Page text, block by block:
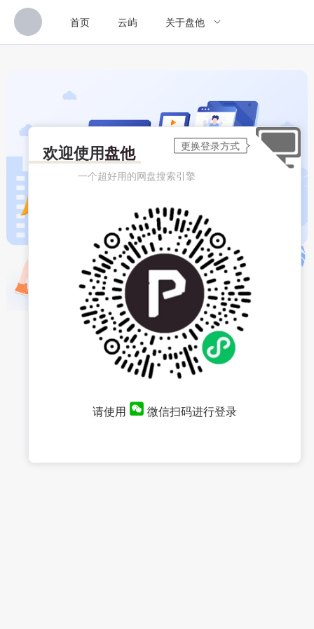
首页 云屿 关于盘他
欢迎使用盘他
一个超好用的网盘搜索引擎
请使用 微信扫码进行登录